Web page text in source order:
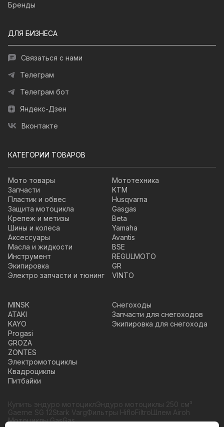
Бренды
ДЛЯ БИЗНЕСА
Связаться с нами
Телеграм
Телеграм бот
Яндекс-Дзен
Вконтакте
КАТЕГОРИИ ТОВАРОВ
Мото товары
Запчасти
Пластик и обвес
Защита мотоцикла
Крепеж и метизы
Шины и колеса
Аксессуары
Масла и жидкости
Инструмент
Экипировка
Электро запчасти и тюнинг
Мототехника
KTM
Husqvarna
Gasgas
Beta
Yamaha
Avantis
BSE
REGULMOTO
GR
VINTO
MINSK
ATAKI
KAYO
Progasi
GROZA
ZONTES
Электромотоциклы
Квадроциклы
Питбайки
Снегоходы
Запчасти для снегоходов
Экипировка для снегохода
Купить эндуро мотоциклЭндуро мотоциклы 250 см³
Gaerne SG 12Stark VargФильтры HifloFiltroШлем Airoh
Мотоциклы GasGas